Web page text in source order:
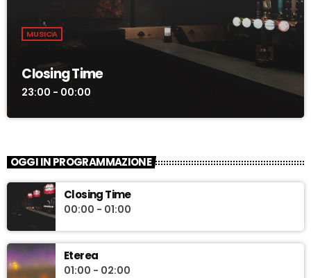
MUSICA
Closing Time
23:00 - 00:00
OGGI IN PROGRAMMAZIONE
Closing Time
00:00 - 01:00
Eterea
01:00 - 02:00